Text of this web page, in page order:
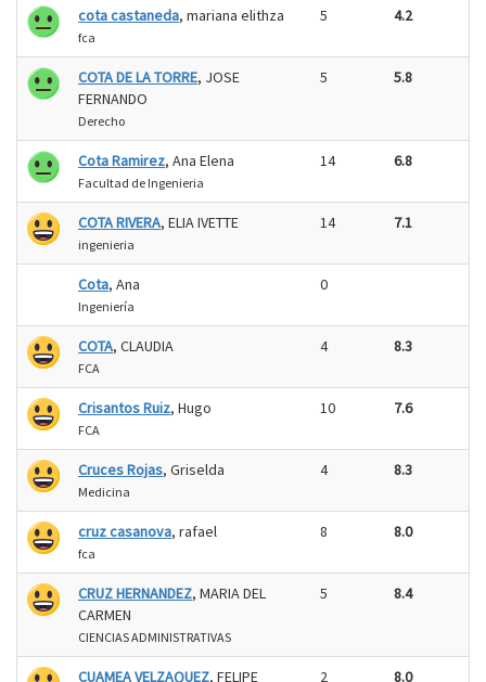
cota castaneda, mariana elithza
fca
5 4.2
COTA DE LA TORRE, JOSE
FERNANDO
Derecho
5 5.8
Cota Ramirez, Ana Elena
Facultad de Ingenieria
14 6.8
COTA RIVERA, ELIA IVETTE
ingenieria
14 7.1
Cota, Ana
Ingeniería
0
COTA, CLAUDIA
FCA
4 8.3
Crisantos Ruiz, Hugo
FCA
10 7.6
Cruces Rojas, Griselda
Medicina
4 8.3
cruz casanova, rafael
fca
8 8.0
CRUZ HERNANDEZ, MARIA DEL
CARMEN
CIENCIAS ADMINISTRATIVAS
5 8.4
CUAMEA VELZAQUEZ, FELIPE 2 8.0